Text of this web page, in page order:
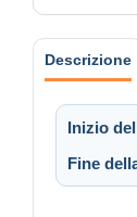
Descrizione
Inizio
Fine